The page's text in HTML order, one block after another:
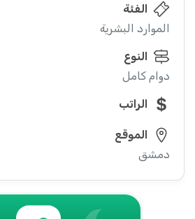
الفئة
الموارد البشرية
النوع
دوام كامل
الراتب
الموقع
دمشق